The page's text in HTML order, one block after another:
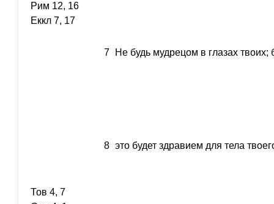
Рим 12, 16
Еккл 7, 17
7 Не будь мудрецом в глазах твоих;
8 это будет здравием для тела
Тов 4, 7